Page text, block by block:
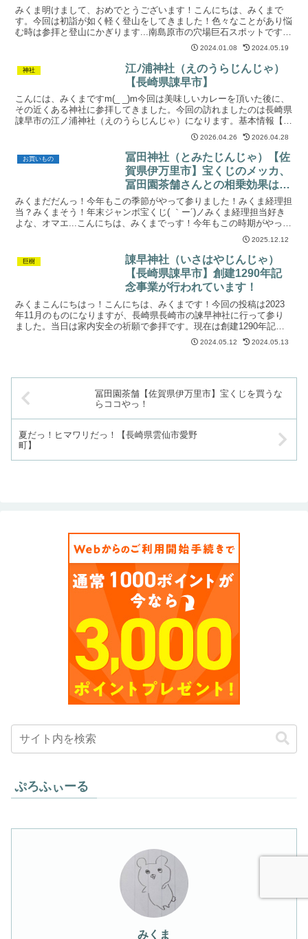
原を一望でき、気軽な登山として
最高です！
みくま明けまして、おめでとうございます！こんにちは、みくまで
す。今回は初詣が如く軽く登山をしてきました！色々なことがあり悩
む時は参拝と登山にかぎります...南島原市の穴場巨石スポットです！
ということで、やってきましたは長崎県南島原市の高岩山...
2024.01.08 2024.05.19
神社
江ﾉ浦神社（えのうらじんじゃ）
【長崎県諌早市】
こんには、みくまですm(_ _)m今回は美味しいカレーを頂いた後に、
その近くある神社に参拝してきました。今回の訪れましたのは長崎県
諌早市の江ノ浦神社（えのうらじんじゃ）になります。基本情報【神
社名】江ノ浦神社【住所】長崎県諫早市飯盛町中山6...
2026.04.26 2026.04.28
お買いもの
冨田神社（とみたじんじゃ）【佐
賀県伊万里市】宝くじのメッカ、
冨田園茶舗さんとの相乗効果は抜
群！？
みくまだだんっ！今年もこの季節がやって参りました！みくま経理担
当？みくまそう！年末ジャンボ宝くじ( ｀ー´)ノみくま経理担当好き
よな、オマエ...こんにちは、みくまでっす！今年もこの時期がやって
2025.12.12
巨樹
諌早神社（いさはやじんじゃ）
【長崎県諌早市】創建1290年記
念事業が行われています！
みくまこんにちはっ！こんにちは、みくまです！今回の投稿は2023
年11月のものになりますが、長崎県長崎市の諫早神社に行って参り
ました。当日は家内安全の祈願で参拝です。現在は創建1290年記念
事業の第2期事業が進められています。事業の寄付も募...
2024.05.12 2024.05.13
冨田園茶舗【佐賀県伊万里市】宝くじを買うな
らココやっ！
夏だっ！ヒマワリだっ！【長崎県雲仙市愛野
町】
ぷろふぃーる
みくま